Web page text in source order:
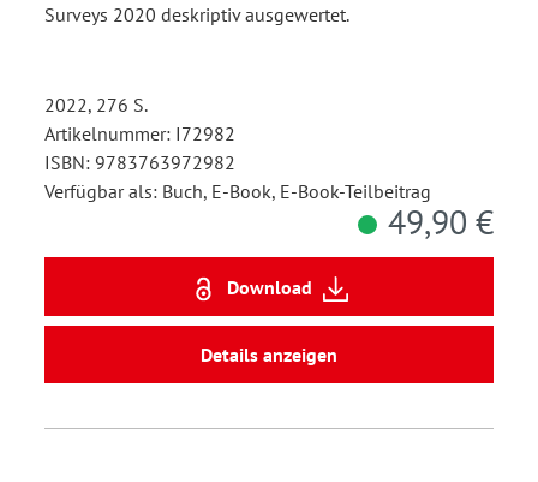
Surveys 2020 deskriptiv ausgewertet.
2022, 276 S.
Artikelnummer: I72982
ISBN: 9783763972982
Verfügbar als: Buch, E-Book, E-Book-Teilbeitrag
49,90 €
Download
Details anzeigen